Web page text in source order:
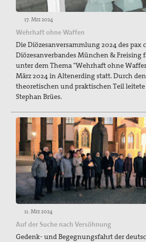
17. Mrz 2024
Wehrhaft ohne Waffen
Die Diözesanversammlung 2024 des pax
Diözesanverbandes München & Freising
unter dem Thema "Wehrhaft ohne
März 2024 in Altenerding statt. Durch den
theoretischen und praktischen Teil
Stephan Brües.
11. Mrz 2024
Auf der Suche nach Versöhnung
Gedenk- und Begegnungsfahrt der